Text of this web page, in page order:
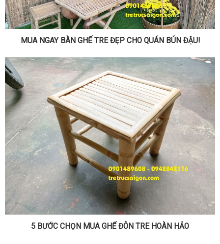
MUA NGAY BÀN GHẾ TRE ĐẸP CHO QUÁN BÚN ĐẬU!
5 BƯỚC CHỌN MUA GHẾ ĐÔN TRE HOÀN HẢO